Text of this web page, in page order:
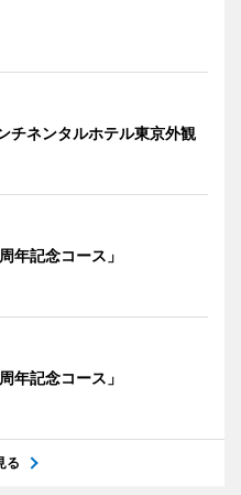
チネンタルホテル東京外観
年記念コース」
年記念コース」
る